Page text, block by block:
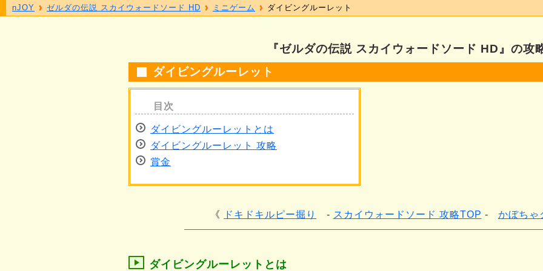
『ゼルダの伝説 スカイウォードソード HD』の攻
ダイビングルーレット
ダイビングルーレットとは
ダイビングルーレット 攻略
賞金
ドキドキルピー掘り スカイウォードソード 攻略TOP かぼちゃ
ダイビングルーレットとは
nJOY ゼルダの伝説 スカイウォードソード HD ミニゲーム ダイビングルーレット